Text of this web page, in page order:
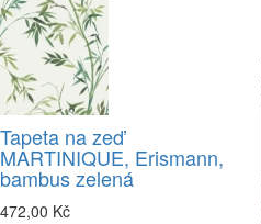
Tapeta na zeď
MARTINIQUE, Erismann,
bambus zelená
472,00 Kč